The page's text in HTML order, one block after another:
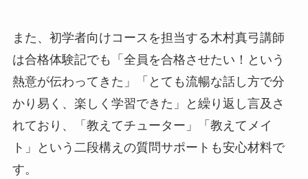
また、初学者向けコースを担当する木村真弓講師
は合格体験記でも「全員を合格させたい！という
熱意が伝わってきた」「とても流暢な話し方で分
かり易く、楽しく学習できた」と繰り返し言及さ
れており、「教えてチューター」「教えてメイ
ト」という二段構えの質問サポートも安心材料で
す。